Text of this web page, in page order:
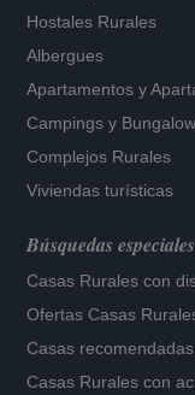
Hostales Rurales
Albergues
Apartamentos y
Campings y
Complejos Rurales
Viviendas turísticas
Búsquedas
Casas Rurales con
Ofertas Casas
Casas
Casas Rurales con